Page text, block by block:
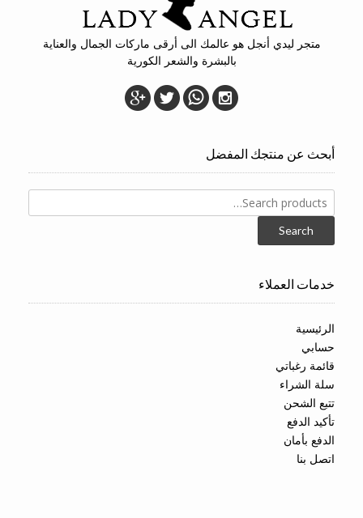
متجر ليدي أنجل هو عالمك الى أرقى ماركات الجمال والعناية
بالبشرة والشعر الكورية
أبحث عن منتجك المفضل
Search
for:
Search
خدمات العملاء
الرئيسية
حسابي
قائمة رغباتي
سلة الشراء
تتبع الشحن
تأكيد الدفع
الدفع بأمان
اتصل بنا